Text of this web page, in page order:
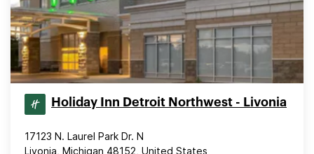
Holiday Inn Detroit Northwest - Livonia
17123 N. Laurel Park Dr. N
Livonia, Michigan 48152, United States